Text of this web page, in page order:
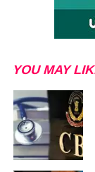
YOU MAY